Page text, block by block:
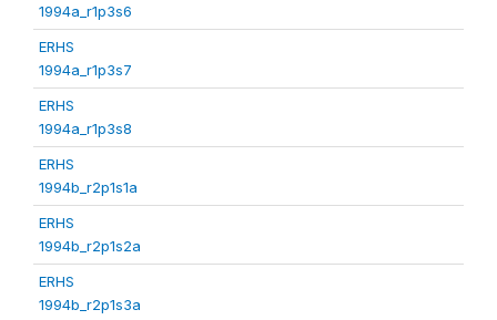
1994a_r1p3s6
ERHS
1994a_r1p3s7
ERHS
1994a_r1p3s8
ERHS
1994b_r2p1s1a
ERHS
1994b_r2p1s2a
ERHS
1994b_r2p1s3a